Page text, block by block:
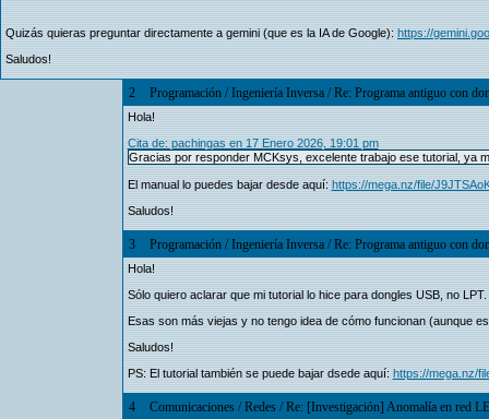
Quizás quieras preguntar directamente a gemini (que es la IA de Google): https://
Saludos!
2 Programación/Ingeniería Inversa/Re: Programa antiguo con
Hola!
Cita de: pachingas en 17 Enero 2026, 19:01 pm
Gracias por responder MCKsys, excelente trabajo ese tutorial, ya
El manual lo puedes bajar desde aquí: https://mega.nz/file/
Saludos!
3 Programación/Ingeniería Inversa/Re: Programa antiguo con
Hola!
Sólo quiero aclarar que mi tutorial lo hice para dongles USB, no LPT.
Esas son más viejas y no tengo idea de cómo funcionan (aunque
Saludos!
PS: El tutorial también se puede bajar dsede aquí: https://mega.nz/
4 Comunicaciones/Redes/Re: [Investigación] Anomalía en red